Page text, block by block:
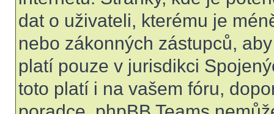
dat o uživateli, kterému je
nebo zákonných zástupců,
platí pouze v jurisdikci
toto platí i na vašem fóru,